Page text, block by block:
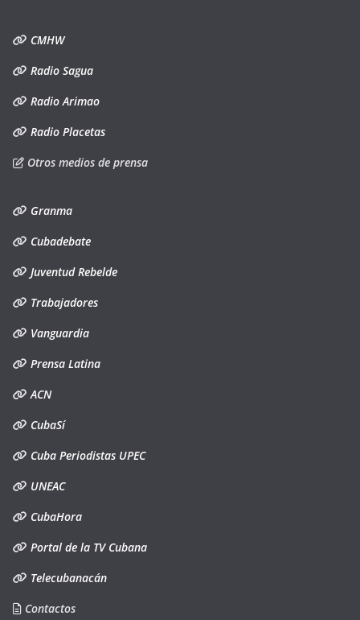
CMHW
Radio Sagua
Radio Arimao
Radio Placetas
Otros medios de prensa
Granma
Cubadebate
Juventud Rebelde
Trabajadores
Vanguardia
Prensa Latina
ACN
CubaSí
Cuba Periodistas UPEC
UNEAC
CubaHora
Portal de la TV Cubana
Telecubanacán
Contactos